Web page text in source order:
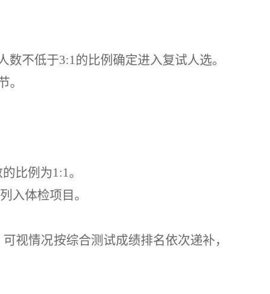
数不低于3:1的比例确定进入复试人选。
。
比例为1:1。
入体检项目 。
可视情况按综合测试成绩排名依次递补，